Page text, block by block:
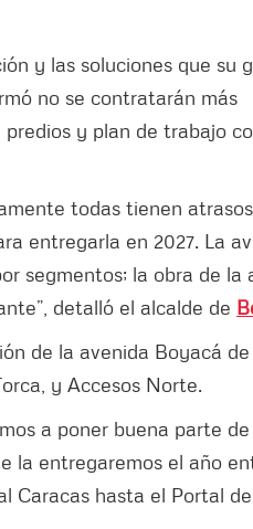
y las soluciones que su
no se contratarán más
y plan de trabajo
todas tienen
entregarla en 2027. La
segmentos; la obra de la
detalló el alcalde de
de la avenida Boyacá de
y Accesos Norte.
a poner buena parte de
la entregaremos el año
hasta el Portal de